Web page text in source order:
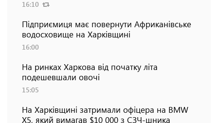
16:10
Підприємиця має повернути Африканівське
водосховище на Харківщині
16:00
На ринках Харкова від початку літа
подешевшали овочі
15:05
На Харківщині затримали офіцера на BMW
Х5, який вимагав $10 000 з СЗЧ-шника